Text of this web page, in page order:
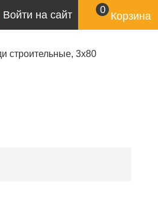
Войти на сайт 0
Корзина
строительные, 3x80